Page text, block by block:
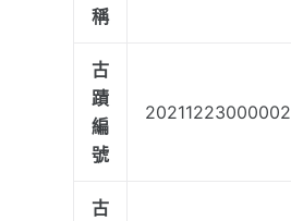
稱
古
蹟
編
號
20211223000002
古